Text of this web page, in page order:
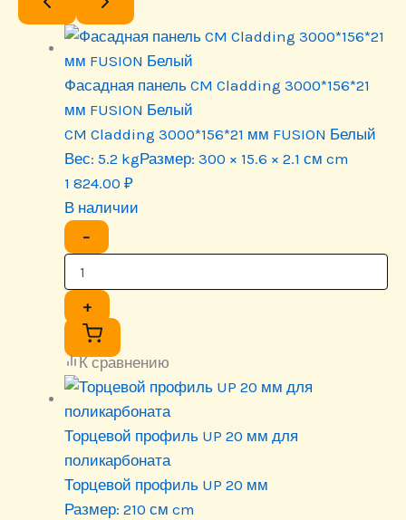
Фасадная панель CM Cladding 3000*156*21
мм FUSION Белый
CM Cladding 3000*156*21 мм FUSION Белый
Вес: 5.2 kgРазмер: 300 × 15.6 × 2.1 см cm
1 824.00 ₽
В наличии
−
+
К сравнению
Торцевой профиль UP 20 мм для
поликарбоната
Торцевой профиль UP 20 мм
Размер: 210 см cm